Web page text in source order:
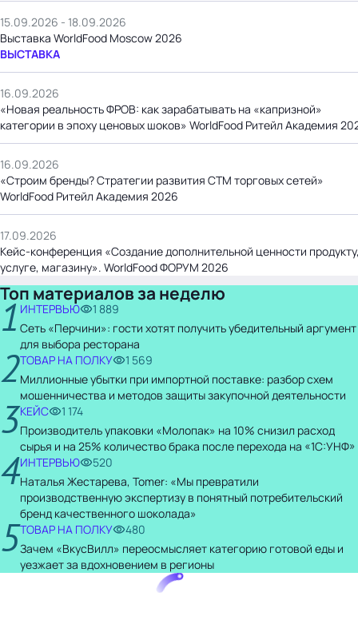
15.09.2026 - 18.09.2026
Выставка WorldFood Moscow 2026
ВЫСТАВКА
16.09.2026
«Новая реальность ФРОВ: как зарабатывать на «капризной»
категории в эпоху ценовых шоков» WorldFood Ритейл Академия
16.09.2026
«Строим бренды? Стратегии развития СТМ торговых сетей»
WorldFood Ритейл Академия 2026
17.09.2026
Кейс-конференция «Создание дополнительной ценности
услуге, магазину». WorldFood ФОРУМ 2026
Топ материалов за неделю
1 ИНТЕРВЬЮ
1 889
Сеть «Перчини»: гости хотят получить убедительный аргумент
для выбора ресторана
2ТОВАР НА ПОЛКУ
1 569
Миллионные убытки при импортной поставке: разбор схем
мошенничества и методов защиты закупочной деятельности
3КЕЙС
1 174
Производитель упаковки «Молопак» на 10% снизил расход
сырья и на 25% количество брака после перехода на «1С:УНФ»
4ИНТЕРВЬЮ
520
Наталья Жестарева, Tomer: «Мы превратили
производственную экспертизу в понятный потребительский
бренд качественного шоколада»
5ТОВАР НА ПОЛКУ
480
Зачем «ВкусВилл» переосмысляет категорию готовой еды и
уезжает за вдохновением в регионы